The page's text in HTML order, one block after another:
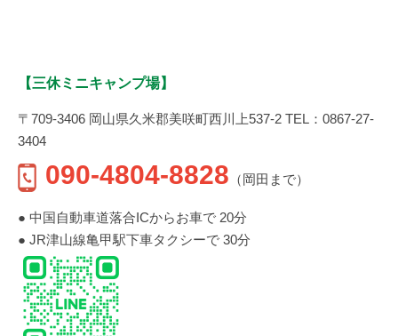
【三休ミニキャンプ場】
〒709-3406 岡山県久米郡美咲町西川上537-2 TEL：0867-27-
3404
090-4804-8828 （岡田まで）
● 中国自動車道落合ICからお車で 20分
● JR津山線亀甲駅下車タクシーで 30分